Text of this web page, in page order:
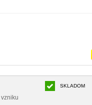
SKLADOM